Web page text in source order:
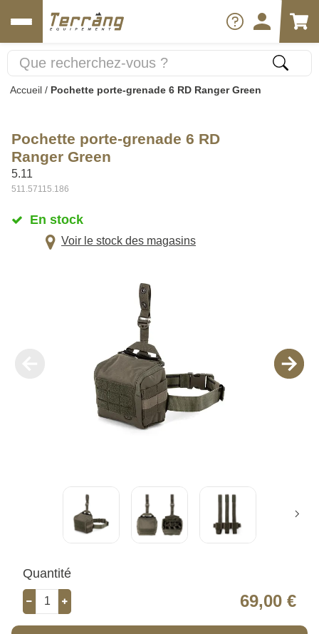
Accueil / Pochette porte-grenade 6 RD Ranger Green
Pochette porte-grenade 6 RD
Ranger Green
5.11
511.57115.186
En stock
Voir le stock des magasins
Quantité
69,00 €